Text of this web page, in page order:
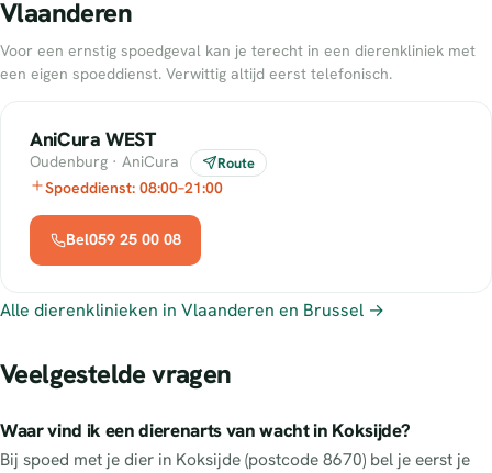
Vlaanderen
Voor een ernstig spoedgeval kan je terecht in een dierenkliniek met
een eigen spoeddienst. Verwittig altijd eerst telefonisch.
AniCura WEST
Oudenburg · AniCura Route
Spoeddienst: 08:00–21:00
Bel059 25 00 08
Alle dierenklinieken in Vlaanderen en Brussel →
Veelgestelde vragen
Waar vind ik een dierenarts van wacht in Koksijde?
Bij spoed met je dier in Koksijde (postcode 8670) bel je eerst je